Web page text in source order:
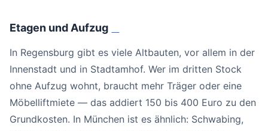
Etagen und Aufzug
In Regensburg gibt es viele Altbauten, vor allem in der
Innenstadt und in Stadtamhof. Wer im dritten Stock
ohne Aufzug wohnt, braucht mehr Träger oder eine
Möbelliftmiete — das addiert 150 bis 400 Euro zu den
Grundkosten. In München ist es ähnlich: Schwabing,